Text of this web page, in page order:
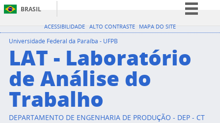
ACESSIBILIDADE ALTO CONTRASTE MAPA DO SITE
BRASIL
Simplifique!
Participe
Acesso à informação
Legislação
Universidade Federal da Paraíba - UFPB
LAT - Laboratório
de Análise do
Trabalho
DEPARTAMENTO DE ENGENHARIA DE PRODUÇÃO - DEP - CT